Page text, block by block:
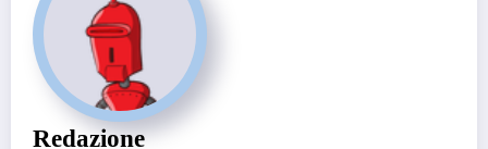
Redazione